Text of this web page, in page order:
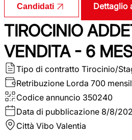
Candidati Dettaglio
TIROCINIO
VENDITA - 6
Tipo di contratto Tirocinio/
Retribuzione Lorda 700
Codice annuncio 350240
Data di pubblicazione 8/8/
Città Vibo Valentia